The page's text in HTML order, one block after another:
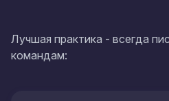
Лучшая практика - всегда
командам: